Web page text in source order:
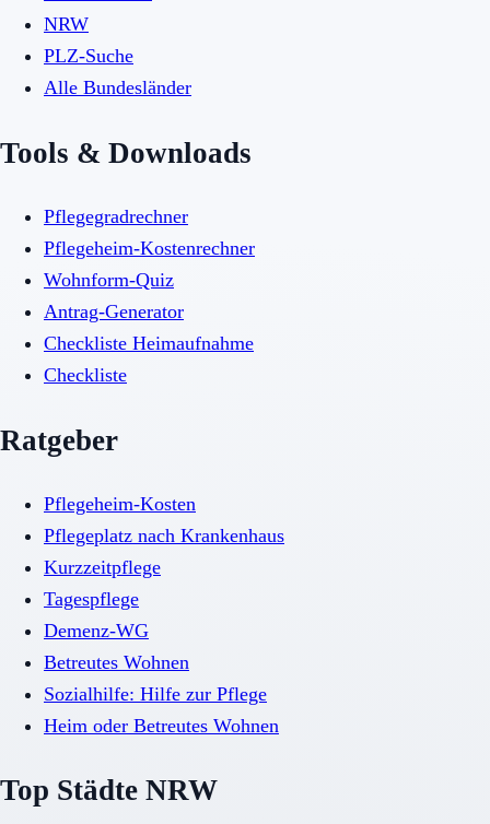
NRW
PLZ-Suche
Alle Bundesländer
Tools & Downloads
Pflegegradrechner
Pflegeheim-Kostenrechner
Wohnform-Quiz
Antrag-Generator
Checkliste Heimaufnahme
Checkliste
Ratgeber
Pflegeheim-Kosten
Pflegeplatz nach Krankenhaus
Kurzzeitpflege
Tagespflege
Demenz-WG
Betreutes Wohnen
Sozialhilfe: Hilfe zur Pflege
Heim oder Betreutes Wohnen
Top Städte NRW